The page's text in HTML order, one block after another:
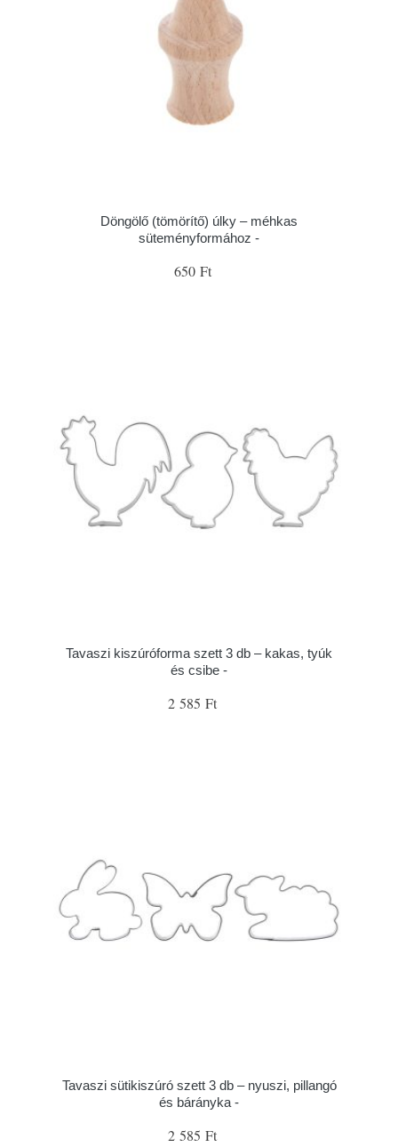
Döngölő (tömörítő) úlky – méhkas
süteményformához -
650 Ft
Tavaszi kiszúróforma szett 3 db – kakas, tyúk
és csibe -
2 585 Ft
Tavaszi sütikiszúró szett 3 db – nyuszi, pillangó
és bárányka -
2 585 Ft